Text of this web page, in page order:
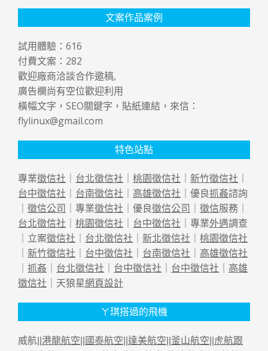
文案作品案例
試用體驗： 616
付費文案： 282
歡迎廠商洽談合作邀稿,
廣告欄尚有空位歡迎利用
橫幅文字，SEO關鍵字，貼紙連結，來信：
flylinux@gmail.com
特色站點
專業徵信社 台北徵信社 桃園徵信社 新竹徵信社
台中徵信社
台南徵信社 高雄徵信社 ｜優良抓姦諮詢
徵信公司 ｜專業徵信社 ｜優良徵信公司 徵信服務｜
台北徵信社
桃園徵信社 台中徵信社 ｜專業外遇調查
｜立案徵信社 台北徵信社 新北徵信社
桃園徵信社
新竹徵信社 台中徵信社 台南徵信社
高雄徵信社
抓姦 台北徵信社 台中徵信社 台中徵信社
高雄
徵信社 ｜天狼星網頁設計
ㄚ琪搭過的飛機
威航|| 港龍航空 國泰航空 達美航空 釜山航空
虎航跟